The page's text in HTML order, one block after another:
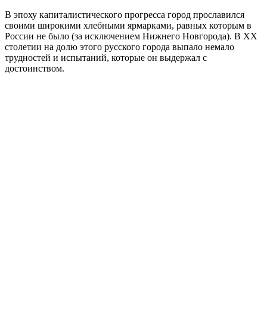
В эпоху капиталистического прогресса город прославился
своими широкими хлебными ярмарками, равных которым в
России не было (за исключением Нижнего Новгорода). В ХХ
столетии на долю этого русского города выпало немало
трудностей и испытаний, которые он выдержал с
достоинством.